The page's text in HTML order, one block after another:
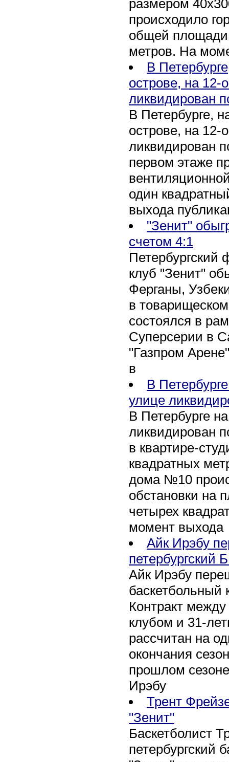
размером
происходило
общей площади
метров. На
В
острове, на 12-
ликвидирован
В Петербурге,
острове, на 12-
ликвидирован
первом этаже
один
выхода
"Зенит"
счетом 4:1
Петербургский
клуб "Зенит"
Ферганы,
в
состоялся в
Суперсерии в
"Газпром
в
В
улице
В Петербурге
ликвидирован
в квартире-
квадратных
дома №10
обстановки на
четырех
момент выхода
Айк Ирэбу
петербургский
Айк Ирэбу
баскетбольный
Контракт между
клубом и 31-
рассчитан на
окончания
прошлом
Ирэбу
Трент
"Зенит"
Баскетболист
петербургский